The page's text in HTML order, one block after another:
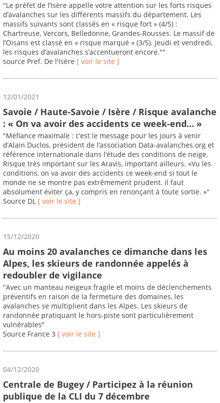
"Le préfet de l’Isère appelle votre attention sur les forts risques
d’avalanches sur les différents massifs du département. Les
massifs suivants sont classés en « risque fort » (4/5) :
Chartreuse, Vercors, Belledonne, Grandes-Rousses. Le massif de
l’Oisans est classé en « risque marqué » (3/5). Jeudi et vendredi,
les risques d’avalanches s’accentueront encore.""
source Pref. De l'Isère [ voir le site ]
12/01/2021
Savoie / Haute-Savoie / Isère / Risque avalanche
: « On va avoir des accidents ce week-end… »
"Méfiance maximale : c’est le message pour les jours à venir
d’Alain Duclos, président de l’association Data-avalanches.org et
référence internationale dans l’étude des conditions de neige.
Risque très important sur les Aravis, important ailleurs. «Vu les
conditions, on va avoir des accidents ce week-end si tout le
monde ne se montre pas extrêmement prudent. Il faut
absolument éviter ça, y compris en renonçant à toute sortie. »"
Source DL [ voir le site ]
15/12/2020
Au moins 20 avalanches ce dimanche dans les
Alpes, les skieurs de randonnée appelés à
redoubler de vigilance
"Avec un manteau neigeux fragile et moins de déclenchements
préventifs en raison de la fermeture des domaines, les
avalanches se multiplient dans les Alpes. Les skieurs de
randonnée pratiquant le hors-piste sont particulièrement
vulnérables"
Source France 3 [ voir le site ]
04/12/2020
Centrale de Bugey / Participez à la réunion
publique de la CLI du 7 décembre